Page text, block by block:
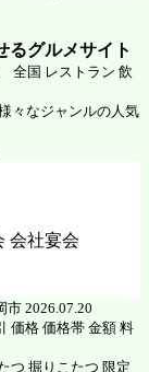
るグルメサイト
全国 レストラン 飲
々なジャンルの人気
会社宴会
市 2026.07.20
価格 価格帯 金額 料
つ 掘りこたつ 限定